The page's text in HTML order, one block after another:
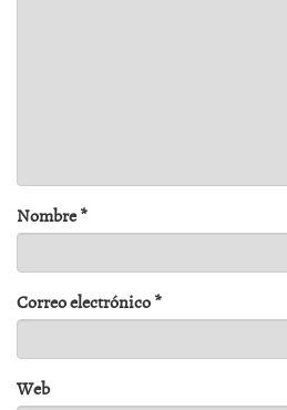
Nombre*
Correo electrónico*
Web